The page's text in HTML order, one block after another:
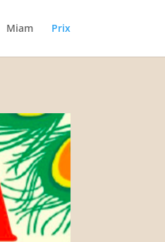
Miam Prix